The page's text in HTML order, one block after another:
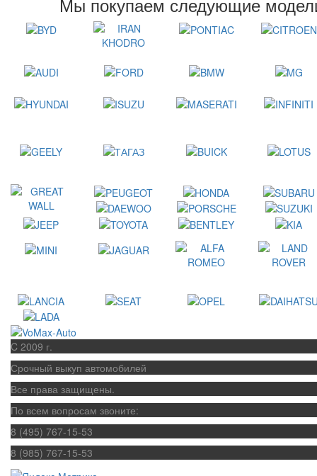
C 2009 г.
Срочный выкуп автомобилей
Все права защищены.
По всем вопросам звоните:
8 (495) 767-15-53
8 (985) 767-15-53